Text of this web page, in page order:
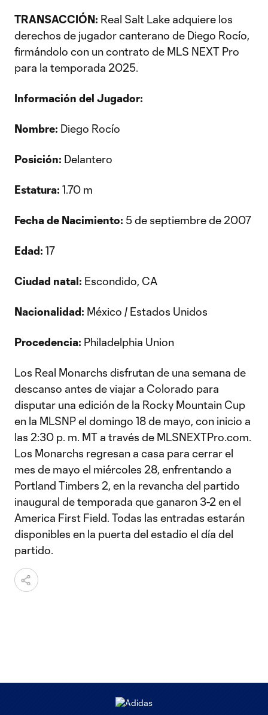
TRANSACCIÓN: Real Salt Lake adquiere los
derechos de jugador canterano de Diego Rocío,
firmándolo con un contrato de MLS NEXT Pro
para la temporada 2025.
Información del Jugador:
Nombre: Diego Rocío
Posición: Delantero
Estatura: 1.70 m
Fecha de Nacimiento: 5 de septiembre de 2007
Edad: 17
Ciudad natal: Escondido, CA
Nacionalidad: México / Estados Unidos
Procedencia: Philadelphia Union
Los Real Monarchs disfrutan de una semana de
descanso antes de viajar a Colorado para
disputar una edición de la Rocky Mountain Cup
en la MLSNP el domingo 18 de mayo, con inicio a
las 2:30 p. m. MT a través de MLSNEXTPro.com.
Los Monarchs regresan a casa para cerrar el
mes de mayo el miércoles 28, enfrentando a
Portland Timbers 2, en la revancha del partido
inaugural de temporada que ganaron 3-2 en el
America First Field. Todas las entradas estarán
disponibles en la puerta del estadio el día del
partido.